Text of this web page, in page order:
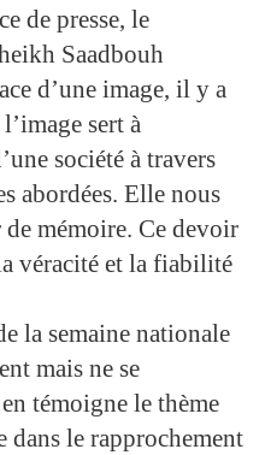
de presse, le
Saadbouh
d’une image, il y a
sert à
société à travers
abordées. Elle nous
mémoire. Ce devoir
véracité et la fiabilité
la semaine nationale
mais ne se
témoigne le thème
dans le rapprochement